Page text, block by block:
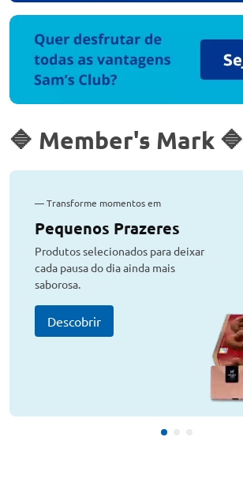
🔷 Member's Mark 🔷
—Transforme momentos em
Pequenos Prazeres
Produtos selecionados para deixar
cada pausa do dia ainda mais
saborosa.
Descobrir